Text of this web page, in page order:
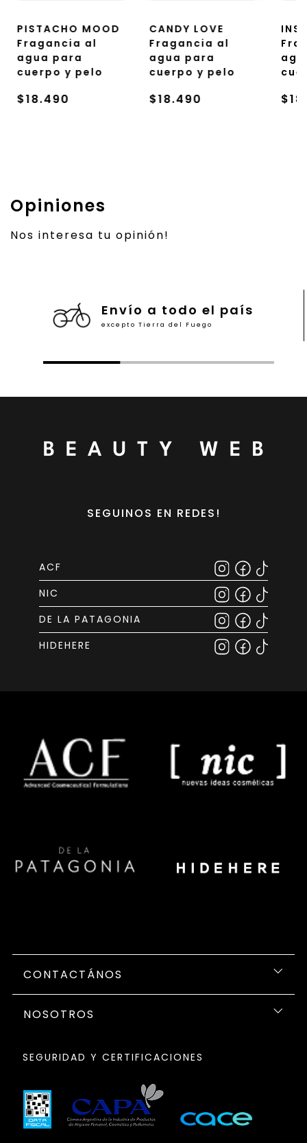
PISTACHO MOOD
Fragancia al
agua para
cuerpo y pelo
$18.490
CANDY LOVE
Fragancia al
agua para
cuerpo y pelo
$18.490
Opiniones
Nos interesa tu opinión!
Envío a todo el país
excepto Tierra del Fuego
SEGUINOS EN REDES!
ACF
NIC
DE LA PATAGONIA
HIDEHERE
CONTACTÁNOS
NOSOTROS
SEGURIDAD Y CERTIFICACIONES